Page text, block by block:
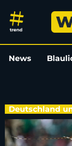
„Dai
News
Deutschland